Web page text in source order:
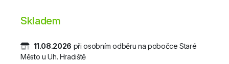
Skladem
11.08.2026 při osobním odběru na pobočce Staré
Město u Uh. Hradiště